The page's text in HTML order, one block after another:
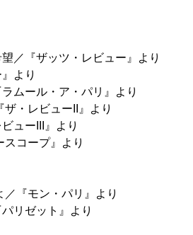
／『ザッツ・レビュー』より
より
ムール・ア・パリ』より
ザ・レビューII』より
ューIII』より
コープ』より
『モン・パリ』より
リゼット』より